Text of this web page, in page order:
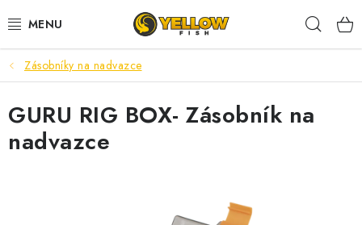
na
NOVINKY 2026
LETNÉ ZĽAVY
HALDORADO
Zásobníky na nadvazce
GURU RIG BOX- Zásobník na
nadvazce